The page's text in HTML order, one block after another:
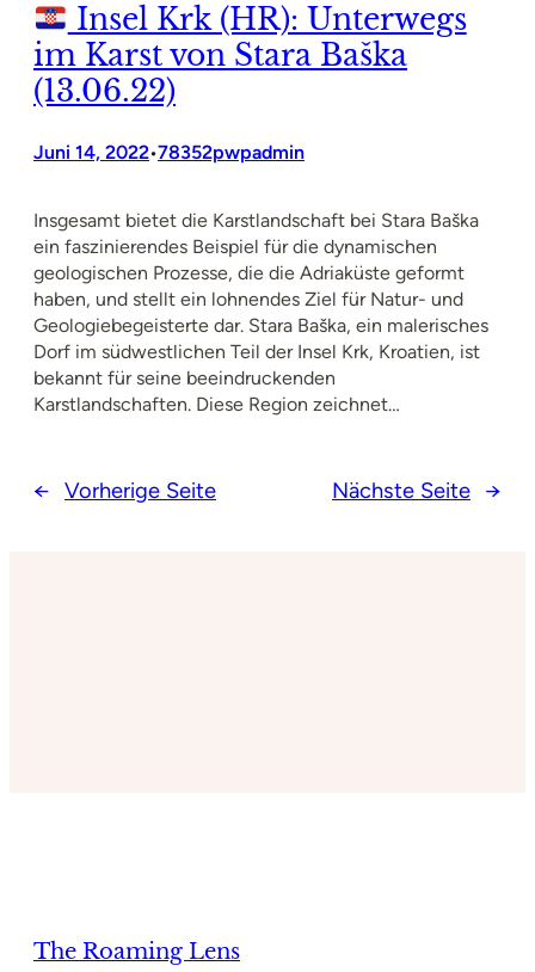
Insel Krk (HR): Unterwegs
im Karst von Stara Baška
(13.06.22)
Juni 14, 2022•78352pwpadmin
Insgesamt bietet die Karstlandschaft bei Stara Baška
ein faszinierendes Beispiel für die dynamischen
geologischen Prozesse, die die Adriaküste geformt
haben, und stellt ein lohnendes Ziel für Natur- und
Geologiebegeisterte dar.​ Stara Baška, ein malerisches
Dorf im südwestlichen Teil der Insel Krk, Kroatien, ist
bekannt für seine beeindruckenden
Karstlandschaften. Diese Region zeichnet…
← Vorherige Seite Nächste Seite →
The Roaming Lens